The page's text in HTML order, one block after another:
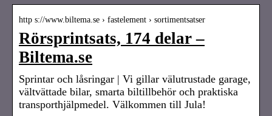
http s://www.biltema.se › fastelement › sortimentsatser
Rörsprintsats, 174 delar –
Biltema.se
Sprintar och låsringar | Vi gillar välutrustade garage,
vältvättade bilar, smarta biltillbehör och praktiska
transporthjälpmedel. Välkommen till Jula!